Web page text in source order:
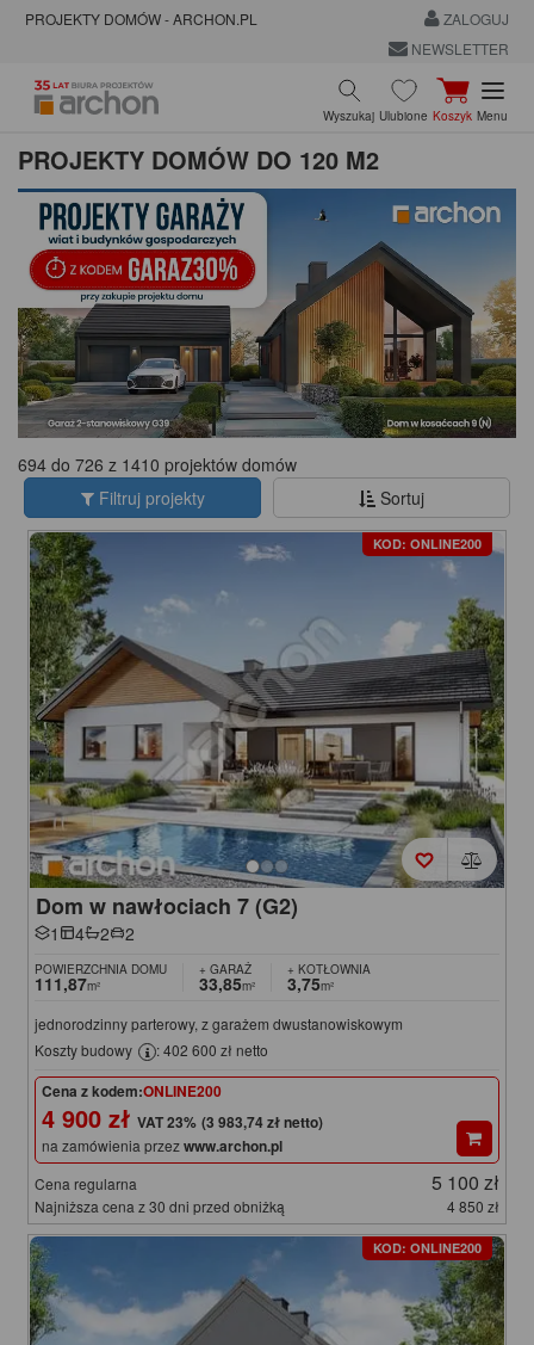
PROJEKTY DOMÓW - ARCHON.PL
ZALOGUJ
NEWSLETTER
Wyszukaj Ulubione Koszyk Menu
PROJEKTY DOMÓW DO 120 M2
694 do 726 z 1410 projektów domów
Filtruj projekty
Sortuj
KOD: ONLINE200
Dom w nawłociach 7 (G2)
1 4 2 2
POWIERZCHNIA DOMU
111,87m²
+ GARAŻ
33,85m²
+ KOTŁOWNIA
3,75m²
jednorodzinny parterowy, z garażem dwustanowiskowym
Koszty budowy
: 402 600 zł netto
Cena z kodem:ONLINE200
4 900 zł (3 983,74 zł netto)
na zamówienia przezwww.archon.pl
Cena regularna 5 100 zł
Najniższa cena z 30 dni przed obniżką 4 850 zł
KOD: ONLINE200